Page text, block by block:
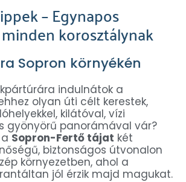
– Egynapos
korosztálynak
Sopron környékén
indulnátok a
olyan úti célt kerestek,
kilátóval, vízi
gyönyörű panorámával vár?
Sopron-Fertő tájat két
biztonságos útvonalon
környezetben, ahol a
jól érzik majd magukat.